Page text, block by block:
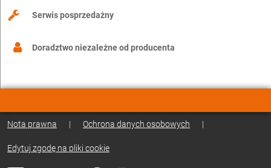
Serwis posprzedażny
Doradztwo niezależne od producenta
Nota prawna | Ochrona danych osobowych |
Edytuj zgodę na pliki cookie